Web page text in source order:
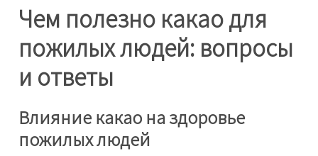
Чем полезно какао для
пожилых людей: вопросы
и ответы
Влияние какао на здоровье
пожилых людей